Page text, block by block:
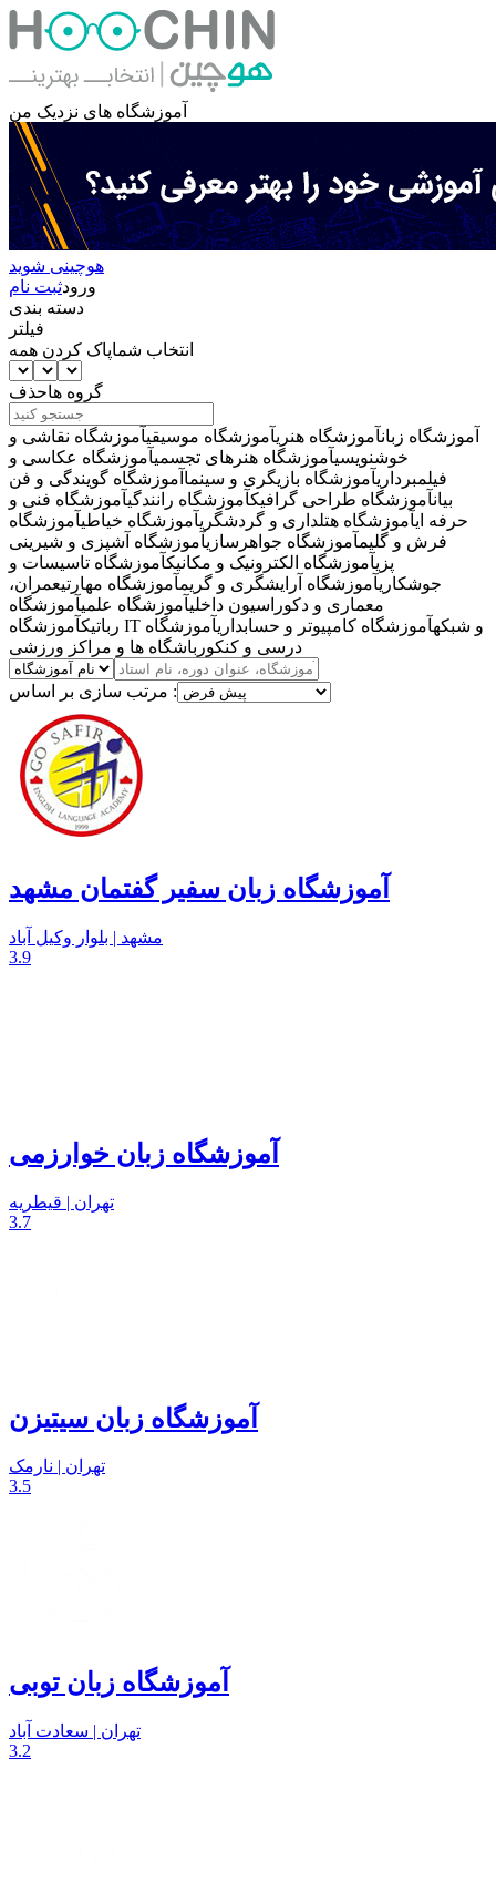
آموزشگاه های نزدیک من
هوچینی شوید
ورودثبت نام
دسته بندی
فیلتر
انتخاب شماپاک کردن همه
گروه هاحذف
آموزشگاه زبانآموزشگاه هنریآموزشگاه موسیقیآموزشگاه نقاشی و
خوشنویسیآموزشگاه هنرهای تجسمیآموزشگاه عکاسی و
فیلمبرداریآموزشگاه بازیگری و سینما آموزشگاه گویندگی و فن
بیانآموزشگاه طراحی گرافیکآموزشگاه رانندگیآموزشگاه فنی و
حرفه ایآموزشگاه هتلداری و گردشگریآموزشگاه خیاطیآموزشگاه
فرش و گلیمآموزشگاه جواهرسازیآموزشگاه آشپزی و شیرینی
پزیآموزشگاه الکترونیک و مکانیکآموزشگاه تاسیسات و
جوشکاریآموزشگاه آرایشگری و گریمآموزشگاه مهارتیعمران،
معماری و دکوراسیون داخلیآموزشگاه علمیآموزشگاه
رباتیک
آموزشگاه IT و شبکهآموزشگاه کامپیوتر و حسابداریآموزشگاه
درسی و کنکور باشگاه ها و مراکز ورزشی
مرتب سازی بر اساس :
آموزشگاه زبان سفیر گفتمان مشهد
مشهد | بلوار وکیل آباد
3.9
آموزشگاه زبان خوارزمی
تهران | قیطریه
3.7
آموزشگاه زبان سیتیزن
تهران | نارمک
3.5
آموزشگاه زبان توبی
تهران | سعادت آباد
3.2